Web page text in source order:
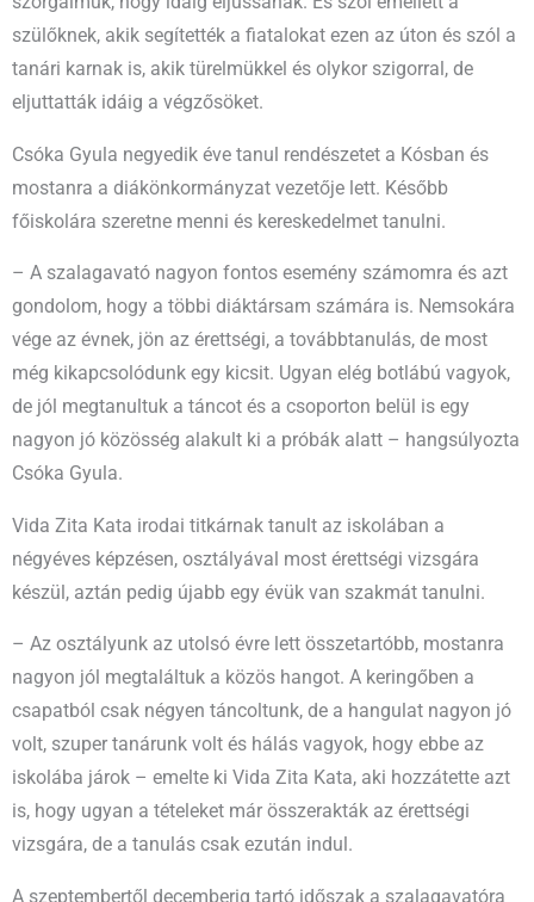
szülőknek, akik segítették a fiatalokat ezen az úton és szól a
tanári karnak is, akik türelmükkel és olykor szigorral, de
eljuttatták idáig a végzősöket.
Csóka Gyula negyedik éve tanul rendészetet a Kósban és
mostanra a diákönkormányzat vezetője lett. Később
főiskolára szeretne menni és kereskedelmet tanulni.
– A szalagavató nagyon fontos esemény számomra és azt
gondolom, hogy a többi diáktársam számára is. Nemsokára
vége az évnek, jön az érettségi, a továbbtanulás, de most
még kikapcsolódunk egy kicsit. Ugyan elég botlábú vagyok,
de jól megtanultuk a táncot és a csoporton belül is egy
nagyon jó közösség alakult ki a próbák alatt – hangsúlyozta
Csóka Gyula.
Vida Zita Kata irodai titkárnak tanult az iskolában a
négyéves képzésen, osztályával most érettségi vizsgára
készül, aztán pedig újabb egy évük van szakmát tanulni.
– Az osztályunk az utolsó évre lett összetartóbb, mostanra
nagyon jól megtaláltuk a közös hangot. A keringőben a
csapatból csak négyen táncoltunk, de a hangulat nagyon jó
volt, szuper tanárunk volt és hálás vagyok, hogy ebbe az
iskolába járok – emelte ki Vida Zita Kata, aki hozzátette azt
is, hogy ugyan a tételeket már összerakták az érettségi
vizsgára, de a tanulás csak ezután indul.
A szeptembertől decemberig tartó időszak a szalagavatóra